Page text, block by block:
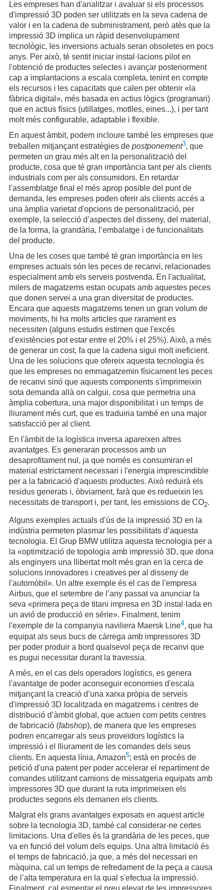
Les empreses han d'analitzar i avaluar si els processos
d'impressió 3D poden ser utilitzats en la seva cadena de
valor i en la cadena de subministrament, però atès que la
impressió 3D implica un ràpid desenvolupament
tecnològic, les inversions actuals seran obsoletes en pocs
anys. Per això, té sentit iniciar instal·lacions pilot en
l'obtenció de productes selectes i avançar posteriorment
cap a implantacions a escala completa, tenint en compte
els recursos i les capacitats que calen per obtenir «la
fàbrica digital», més basada en actius lògics (programari)
que en actius físics (utillatges, motlles, eines...), i per tant
molt més configurable, adaptable i flexible.
En aquest àmbit, podem incloure també les empreses que
treballen mitjançant estratègies de postponement3, que
permeten un grau més alt en la personalització del
producte, cosa que té gran importància tant per als clients
industrials com per als consumidors. En retardar
l'assemblatge final el més aprop posible del punt de
demanda, les empreses poden oferir als clients accés a
una àmplia varietat d'opcions de personalització, per
exemple, la selecció d’aspectes del disseny, del material,
de la forma, la grandària, l’embalatge i de funcionalitats
del producte.
Una de les coses que també té gran importància en les
empreses actuals són les peces de recanvi, relacionades
especialment amb els serveis postvenda. En l'actualitat,
milers de magatzems estan ocupats amb aquestes peces
que donen servei a una gran diversitat de productes.
Encara que aquests magatzems tenen un gran volum de
moviments, hi ha molts articles que rarament es
necessiten (alguns estudis estimen que l'excés
d'existències pot estar entre el 20% i el 25%). Això, a més
de generar un cost, fa que la cadena sigui molt ineficient.
Una de les solucions que ofereix aquesta tecnologia és
que les empreses no emmagatzemin físicament les peces
de recanvi sinó que aquests components s'imprimeixin
sota demanda allà on calgui, cosa que permetria una
àmplia cobertura, una major disponibilitat i un temps de
lliurament més curt, que es traduiria també en una major
satisfacció per al client.
En l'àmbit de la logística inversa apareixen altres
avantatges. Es generaran processos amb un
desaprofitament nul, ja que només es consumiran el
material estrictament necessari i l'energia imprescindible
per a la fabricació d'aquests productes. Això reduirà els
residus generats i, òbviament, farà que es redueixin les
necessitats de transport i, per tant, les emissions de CO2.
Alguns exemples actuals d’ús de la impressió 3D en la
indústria permeten plasmar les possibilitats d’aquesta
tecnologia. El Grup BMW utilitza aquesta tecnologia per a
la «optimització de topologia amb impressió 3D, que dona
als enginyers una llibertat molt més gran en la cerca de
solucions innovadores i creatives per al disseny de
l'automòbil». Un altre exemple és el cas de l'empresa
Airbus, que el setembre de l’any passat va anunciar la
seva «primera peça de titani impresa en 3D instal·lada en
un avió de producció en sèrie». Finalment, tenim
l'exemple de la companyia naviliera Maersk Line4, que ha
equipat als seus bucs de càrrega amb impressores 3D
per poder produir a bord qualsevol peça de recanvi que
es pugui necessitar durant la travessia.
A més, en el cas dels operadors logístics, es genera
l'avantatge de poder aconseguir economies d'escala
mitjançant la creació d’una xarxa pròpia de serveis
d'impressió 3D localitzada en magatzems i centres de
distribució d’àmbit global, que actuen com petits centres
de fabricació (fabshop), de manera que les empreses
podren encarregar als seus proveïdors logístics la
impressió i el lliurament de les comandes dels seus
clients. En aquesta línia, Amazon5; està en procés de
petició d'una patent per poder accelerar el repartiment de
comandes utilitzant camions de missatgeria equipats amb
impressores 3D que durant la ruta imprimeixen els
productes segons els demanen els clients.
Malgrat els grans avantatges exposats en aquest article
sobre la tecnologia 3D, també cal considerar-ne certes
limitacions. Una d'elles és la grandària de les peces, que
va en funció del volum dels equips. Una altra limitació és
el temps de fabricació, ja que, a més del necessari en
màquina, cal un temps de refredament de la peça a causa
de l’alta temperatura en la qual s'efectua la impressió.
Finalment, cal esmentar el preu elevat de les impressores